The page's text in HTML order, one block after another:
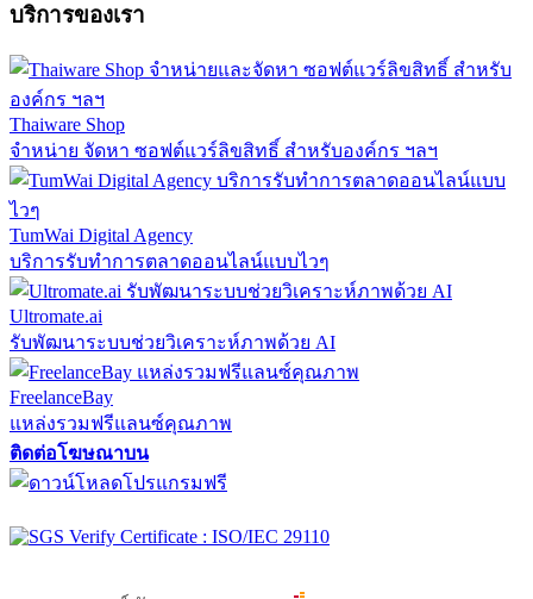
บริการของเรา
Thaiware Shop
จำหน่าย จัดหา ซอฟต์แวร์ลิขสิทธิ์ สำหรับองค์กร ฯลฯ
TumWai Digital Agency
บริการรับทำการตลาดออนไลน์แบบไวๆ
Ultromate.ai
รับพัฒนาระบบช่วยวิเคราะห์ภาพด้วย AI
FreelanceBay
แหล่งรวมฟรีแลนซ์คุณภาพ
ติดต่อโฆษณาบน